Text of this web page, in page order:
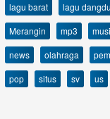
lagu barat
lagu
Merangin
mp3
news
olahraga
pop
situs sv us